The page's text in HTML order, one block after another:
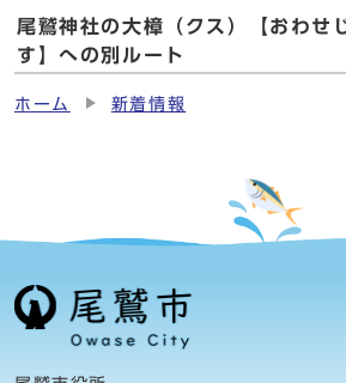
尾鷲神社の大樟（クス）【おわせ
す】への別ルート
ホーム 新着情報